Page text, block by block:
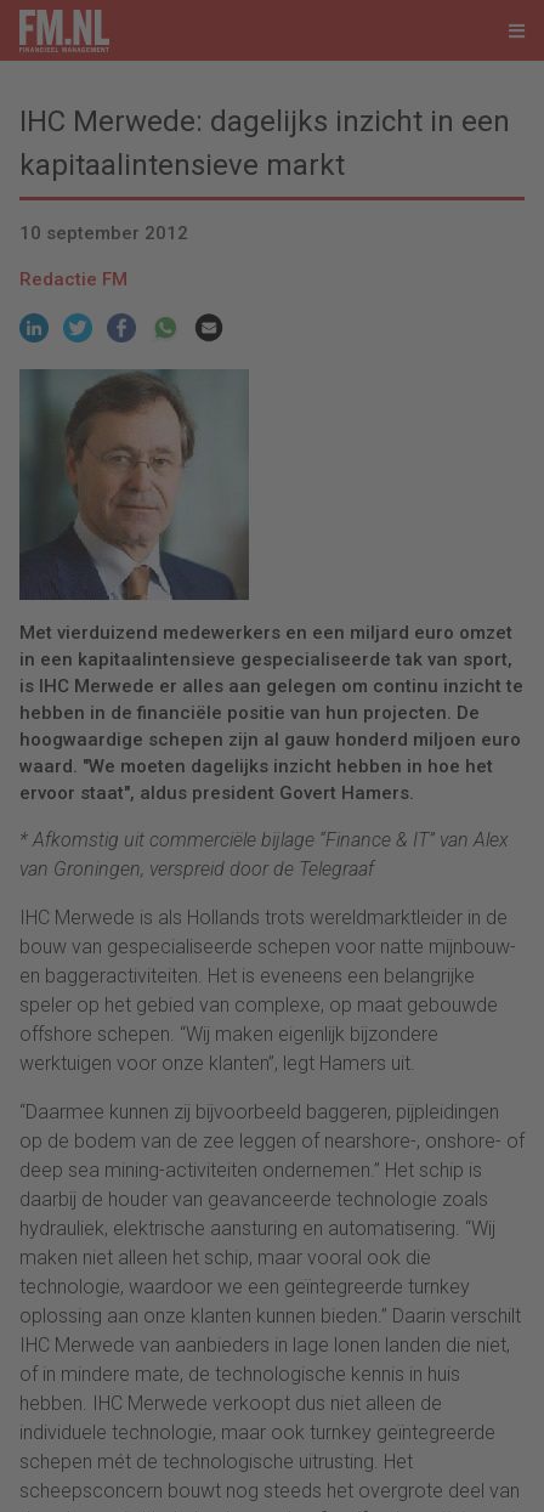
IHC Merwede: dagelijks inzicht in een
kapitaalintensieve markt
10 september 2012
Redactie FM
Met vierduizend medewerkers en een miljard euro omzet
in een kapitaalintensieve gespecialiseerde tak van sport,
is IHC Merwede er alles aan gelegen om continu inzicht te
hebben in de financiële positie van hun projecten. De
hoogwaardige schepen zijn al gauw honderd miljoen euro
waard. "We moeten dagelijks inzicht hebben in hoe het
ervoor staat", aldus president Govert Hamers.
* Afkomstig uit commerciële bijlage “Finance & IT” van Alex
van Groningen, verspreid door de Telegraaf
IHC Merwede is als Hollands trots wereldmarktleider in de
bouw van gespecialiseerde schepen voor natte mijnbouw-
en baggeractiviteiten. Het is eveneens een belangrijke
speler op het gebied van complexe, op maat gebouwde
offshore schepen. “Wij maken eigenlijk bijzondere
werktuigen voor onze klanten”, legt Hamers uit.
“Daarmee kunnen zij bijvoorbeeld baggeren, pijpleidingen
op de bodem van de zee leggen of nearshore-, onshore- of
deep sea mining-activiteiten ondernemen.” Het schip is
daarbij de houder van geavanceerde technologie zoals
hydrauliek, elektrische aansturing en automatisering. “Wij
maken niet alleen het schip, maar vooral ook die
technologie, waardoor we een geïntegreerde turnkey
oplossing aan onze klanten kunnen bieden.” Daarin verschilt
IHC Merwede van aanbieders in lage lonen landen die niet,
of in mindere mate, de technologische kennis in huis
hebben. IHC Merwede verkoopt dus niet alleen de
individuele technologie, maar ook turnkey geïntegreerde
schepen mét de technologische uitrusting. Het
scheepsconcern bouwt nog steeds het overgrote deel van